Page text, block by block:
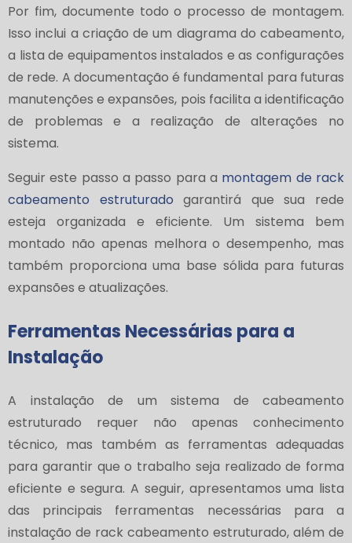
Por fim, documente todo o processo de montagem.
Isso inclui a criação de um diagrama do cabeamento,
a lista de equipamentos instalados e as configurações
de rede. A documentação é fundamental para futuras
manutenções e expansões, pois facilita a identificação
de problemas e a realização de alterações no
sistema.
Seguir este passo a passo para a montagem de rack
cabeamento estruturado garantirá que sua rede
esteja organizada e eficiente. Um sistema bem
montado não apenas melhora o desempenho, mas
também proporciona uma base sólida para futuras
expansões e atualizações.
Ferramentas Necessárias para a
Instalação
A instalação de um sistema de cabeamento
estruturado requer não apenas conhecimento
técnico, mas também as ferramentas adequadas
para garantir que o trabalho seja realizado de forma
eficiente e segura. A seguir, apresentamos uma lista
das principais ferramentas necessárias para a
instalação de rack cabeamento estruturado, além de